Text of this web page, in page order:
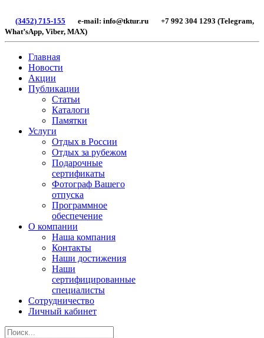
(3452) 715-155 e-mail: info@tktur.ru +7 992 304 1293 (Telegram,
What’sApp, Viber, МАХ)
Главная
Новости
Акции
Публикации
Статьи
Каталоги
Памятки
Услуги
Отдых в России
Отдых за рубежом
Подарочные
сертификаты
Фотограф Вашего
отпуска
Программное
обеспечение
О компании
Наша компания
Контакты
Наши достижения
Наши
сертифицированные
специалисты
Сотрудничество
Личный кабинет